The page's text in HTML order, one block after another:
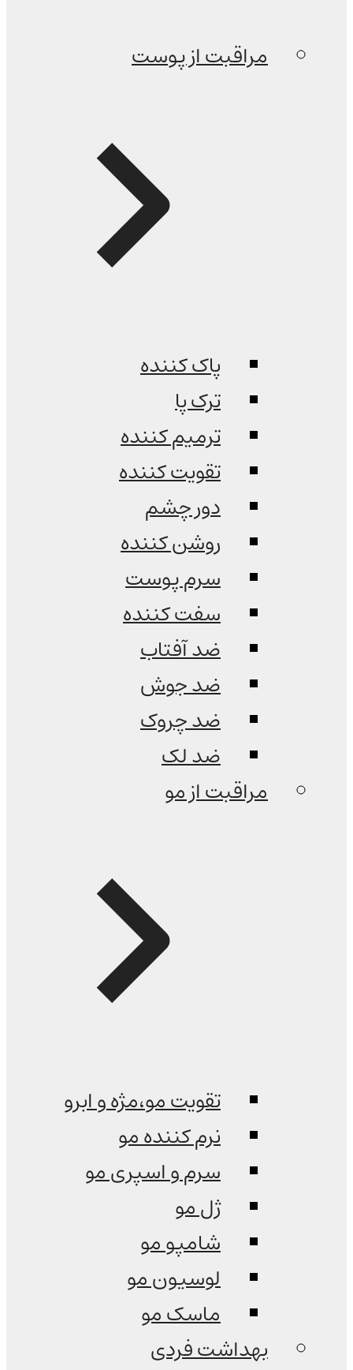
مراقبت از پوست
پاک کننده
ترک پا
ترمیم کننده
تقویت کننده
دور چشم
روشن کننده
سرم پوست
سفت کننده
ضد آفتاب
ضد جوش
ضد چروک
ضد لک
مراقبت از مو
تقویت مو،مژه و ابرو
نرم کننده مو
سرم و اسپری مو
ژل مو
شامپو مو
لوسیون مو
ماسک مو
بهداشت فردی